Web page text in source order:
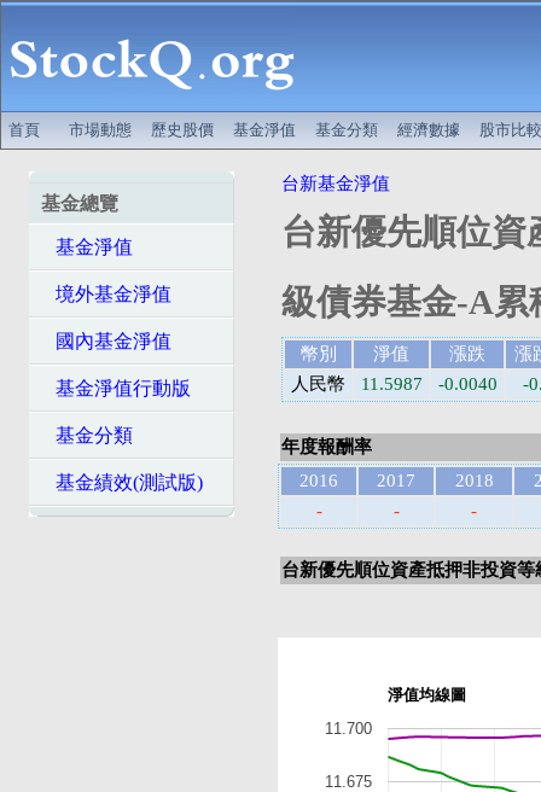
首頁 市場動態 歷史股價 基金淨值 基金分類 經濟數據 股市比較
基金總覽
基金淨值
境外基金淨值
國內基金淨值
基金淨值行動版
基金分類
基金績效(測試版)
台新基金淨值
台新優先順位資
級債券基金-A累
幣別 淨值 漲跌
漲
人民幣
11.5987 -0.0040 -
年度報酬率
2016
2017 2018
-
- -
台新優先順位資產抵押非投資
淨值均線圖
11.675
11.700